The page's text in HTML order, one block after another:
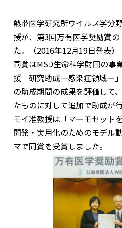
熱帯医学研究所ウイルス学分
授が、第3回万有医学奨励賞
た。（2016年12月19日発表）
同賞はMSD生命科学財団の事
援 研究助成―感染症領域ー
の助成期間の成果を評価して
たものに対して追加で助成が
モイ准教授は「マーモセット
開発・実用化のためのモデル
マで同賞を受賞しました。